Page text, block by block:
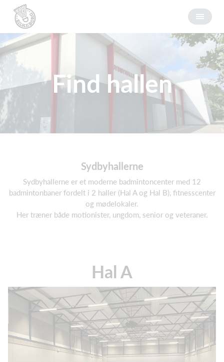
Find hallen
Sydbyhallerne
Sydbyhallerne er et moderne badmintoncenter med 12
badmintonbaner fordelt i 2 haller (Hal A og Hal B), fitnesscenter
og mødelokaler.
Her træner både motionister, ungdom, senior og veteraner.
Hal A